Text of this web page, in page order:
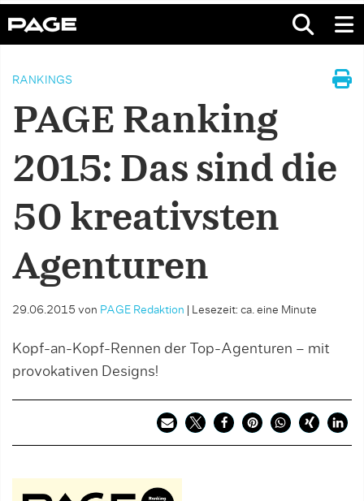
RANKINGS
PAGE Ranking
2015: Das sind die
50 kreativsten
Agenturen
29.06.2015 von PAGE Redaktion Lesezeit: ca. eine Minute
Kopf-an-Kopf-Rennen der Top-Agenturen – mit
provokativen Designs!